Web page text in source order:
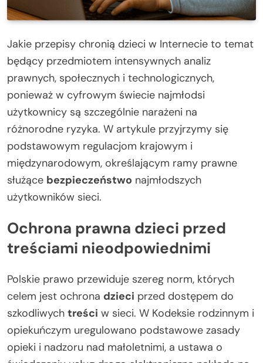
Jakie przepisy chronią dzieci w Internecie to temat
będący przedmiotem intensywnych analiz
prawnych, społecznych i technologicznych,
ponieważ w cyfrowym świecie najmłodsi
użytkownicy są szczególnie narażeni na
różnorodne ryzyka. W artykule przyjrzymy się
podstawowym regulacjom krajowym i
międzynarodowym, określającym ramy prawne
służące bezpieczeństwo najmłodszych
użytkowników sieci.
Ochrona prawna dzieci przed
treściami nieodpowiednimi
Polskie prawo przewiduje szereg norm, których
celem jest ochrona dzieci przed dostępem do
szkodliwych treści w sieci. W Kodeksie rodzinnym i
opiekuńczym uregulowano podstawowe zasady
opieki i nadzoru nad małoletnimi, a ustawa o